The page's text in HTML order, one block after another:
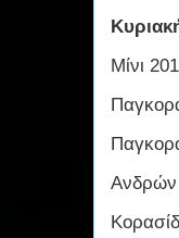
Μίνι
Ανδρών